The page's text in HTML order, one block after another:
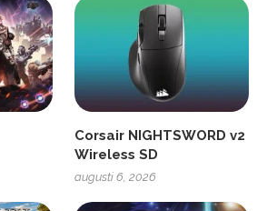
Corsair NIGHTSWORD v2
Wireless SD
augusti 6, 2026